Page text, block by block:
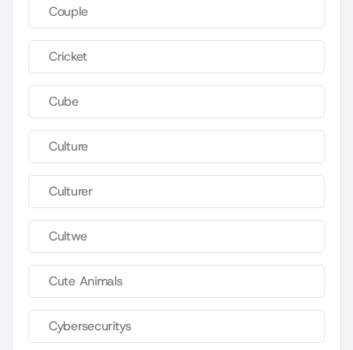
Couple
Cricket
Cube
Culture
Culturer
Cultwe
Cute Animals
Cybersecuritys